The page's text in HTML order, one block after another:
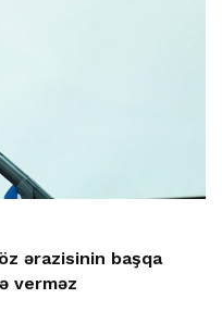
ərazisinin başqa
verməz